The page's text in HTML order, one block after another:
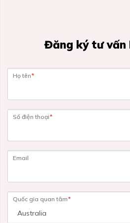
Đăng ký tư vấn
Họ tên*
Số điện thoại*
Email
Quốc gia quan tâm*